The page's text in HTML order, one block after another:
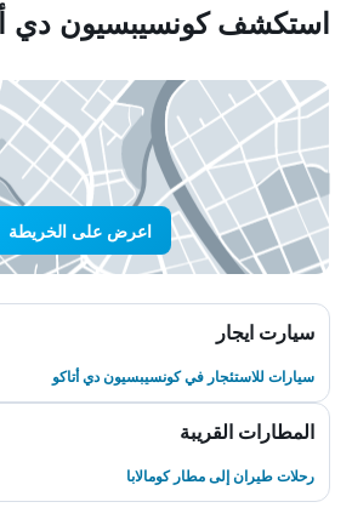
استكشف كونسيبسيون دي
اعرض على الخريطة
سيارت ايجار
سيارات للاستئجار في كونسيبسيون دي أتاكو
المطارات القريبة
رحلات طيران إلى مطار كومالابا